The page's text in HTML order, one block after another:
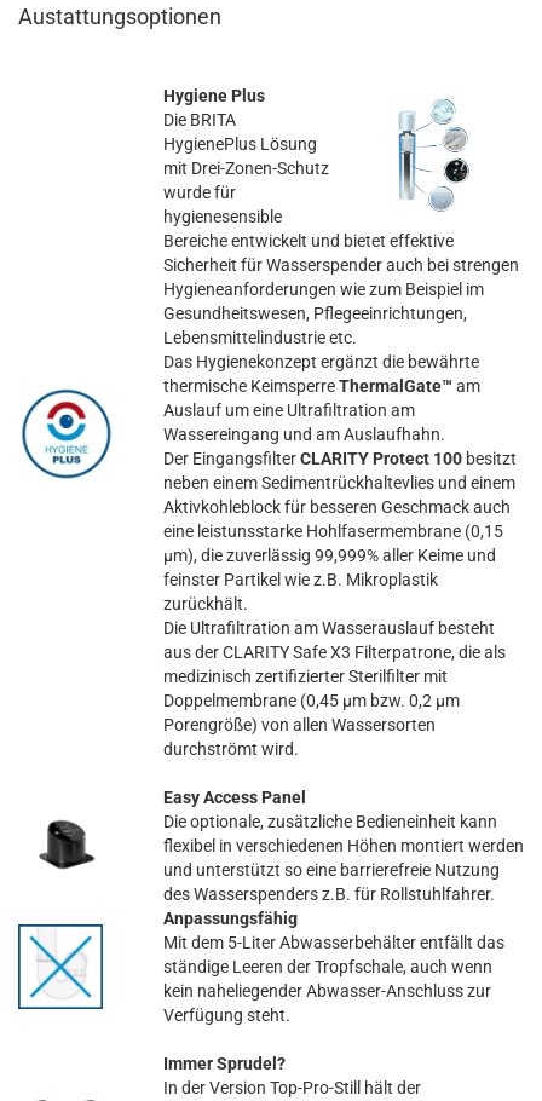
Austattungsoptionen
Hygiene Plus
Die BRITA
HygienePlus Lösung
mit Drei-Zonen-Schutz
wurde für
hygienesensible
Bereiche entwickelt und bietet effektive
Sicherheit für Wasserspender auch bei strengen
Hygieneanforderungen wie zum Beispiel im
Gesundheitswesen, Pflegeeinrichtungen,
Lebensmittelindustrie etc.
Das Hygienekonzept ergänzt die bewährte
thermische KeimsperreThermalGate™ am
Auslauf um eine Ultrafiltration am
Wassereingang und am Auslaufhahn.
Der EingangsfilterCLARITY Protect 100 besitzt
neben einem Sedimentrückhaltevlies und einem
Aktivkohleblock für besseren Geschmack auch
eine leistunsstarke Hohlfasermembrane (0,15
µm), die zuverlässig 99,999% aller Keime und
feinster Partikel wie z.B. Mikroplastik
zurückhält.
Die Ultrafiltration am Wasserauslauf besteht
aus der CLARITY Safe X3 Filterpatrone, die als
medizinisch zertifizierter Sterilfilter mit
Doppelmembrane (0,45 µm bzw. 0,2 µm
Porengröße) von allen Wassersorten
durchströmt wird.
Easy Access Panel
Die optionale, zusätzliche Bedieneinheit kann
flexibel in verschiedenen Höhen montiert werden
und unterstützt so eine barrierefreie Nutzung
des Wasserspenders z.B. für Rollstuhlfahrer.
Anpassungsfähig
Mit dem 5-Liter Abwasserbehälter entfällt das
ständige Leeren der Tropfschale, auch wenn
kein naheliegender Abwasser-Anschluss zur
Verfügung steht.
Immer Sprudel?
In der Version Top-Pro-Still hält der